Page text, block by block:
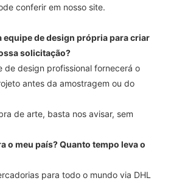
conferir em nosso site.
equipe de design própria para criar
solicitação?
de design profissional fornecerá o
antes da amostragem ou do
de arte, basta nos avisar, sem
o meu país? Quanto tempo leva o
para todo o mundo via DHL